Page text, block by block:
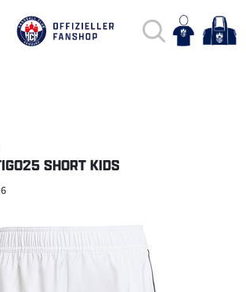
SHORT KIDS